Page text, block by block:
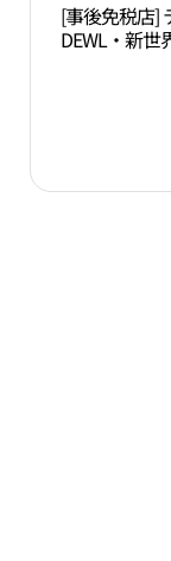
[事後免税店]
DEWL・新世
プサン（釜
신세계사이